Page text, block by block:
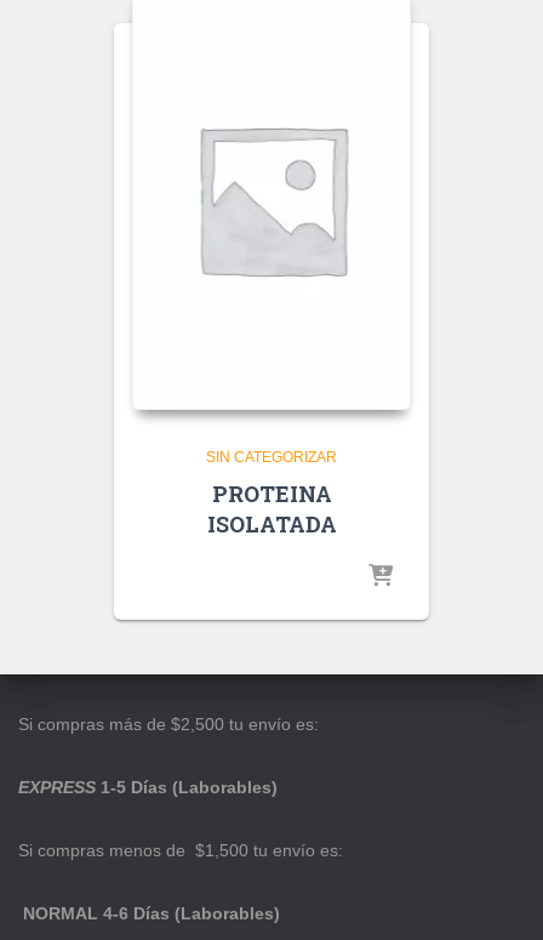
SIN CATEGORIZAR
PROTEINA
ISOLATADA
Si compras más de $2,500 tu envío es:
EXPRESS 1-5 Días (Laborables)
Si compras menos de $1,500 tu envío es:
NORMAL 4-6 Días (Laborables)